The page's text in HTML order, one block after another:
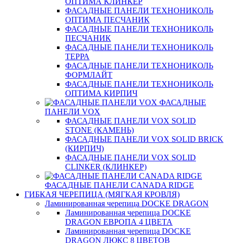
ФАСАДНЫЕ ПАНЕЛИ ТЕХНОНИКОЛЬ
ОПТИМА ПЕСЧАНИК
ФАСАДНЫЕ ПАНЕЛИ ТЕХНОНИКОЛЬ
ПЕСЧАНИК
ФАСАДНЫЕ ПАНЕЛИ ТЕХНОНИКОЛЬ
ТЕРРА
ФАСАДНЫЕ ПАНЕЛИ ТЕХНОНИКОЛЬ
ФОРМЛАЙТ
ФАСАДНЫЕ ПАНЕЛИ ТЕХНОНИКОЛЬ
ОПТИМА КИРПИЧ
ФАСАДНЫЕ
ПАНЕЛИ VOX
ФАСАДНЫЕ ПАНЕЛИ VOX SOLID
STONE (КАМЕНЬ)
ФАСАДНЫЕ ПАНЕЛИ VOX SOLID BRICK
(КИРПИЧ)
ФАСАДНЫЕ ПАНЕЛИ VOX SOLID
CLINКER (КЛИНКЕР)
ФАСАДНЫЕ ПАНЕЛИ CANADA RIDGE
ГИБКАЯ ЧЕРЕПИЦА (МЯГКАЯ КРОВЛЯ)
Ламинированная черепица DOCKE DRAGON
Ламинированная черепица DOCKE
DRAGON ЕВРОПА 4 ЦВЕТА
Ламинированная черепица DOCKE
DRAGON ЛЮКС 8 ЦВЕТОВ